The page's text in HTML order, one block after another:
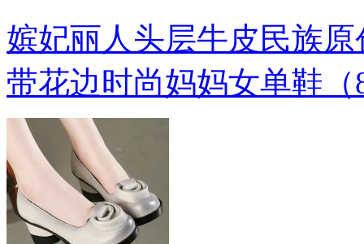
嫔妃丽人头层牛皮民族
带花边时尚妈妈女单鞋（